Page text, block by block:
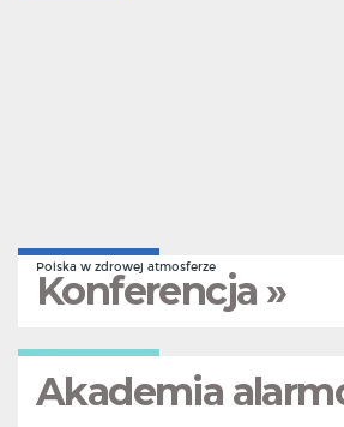
Polska w zdrowej atmosferze
Konferencja »
Akademia